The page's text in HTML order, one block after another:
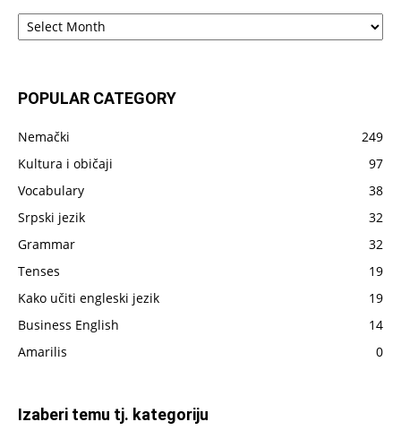
Vremeplov
do
napisano
POPULAR CATEGORY
Nemački
249
Kultura i običaji
97
Vocabulary
38
Srpski jezik
32
Grammar
32
Tenses
19
Kako učiti engleski jezik
19
Business English
14
Amarilis
0
Izaberi temu tj. kategoriju